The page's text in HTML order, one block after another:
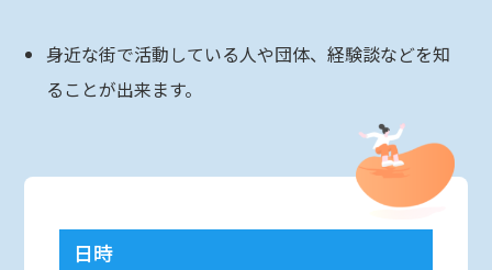
身近な街で活動している人や団体、経験談などを知
ることが出来ます。
日時